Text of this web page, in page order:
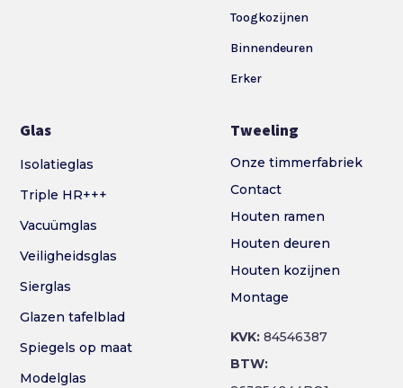
Toogkozijnen
Binnendeuren
Erker
Glas
Isolatieglas
Triple HR+++
Vacuümglas
Veiligheidsglas
Sierglas
Glazen tafelblad
Spiegels op maat
Modelglas
Tweeling
Onze timmerfabriek
Contact
Houten ramen
Houten deuren
Houten kozijnen
Montage
KVK:84546387
BTW: